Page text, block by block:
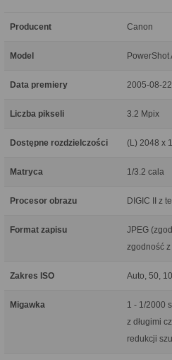
Producent Canon
Model PowerShot
Data premiery 2005-08-22
Liczba pikseli 3.2 Mpix
Dostępne rozdzielczości (L) 2048 x
Matryca 1/3.2 cala
Procesor obrazu DIGIC II z
Format zapisu
JPEG
zgodność
Zakres ISO Auto, 50,
Migawka
1 - 1/2000
z długimi
redukcji